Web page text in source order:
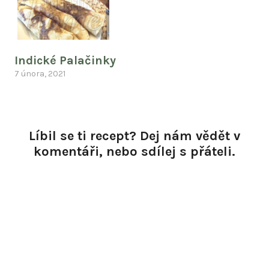
Indické Palačinky
7 února, 2021
Líbil se ti recept? Dej nám vědět v
komentáři, nebo sdílej s přáteli.